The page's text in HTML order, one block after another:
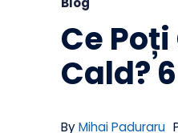
Blog
Ce
Cald?